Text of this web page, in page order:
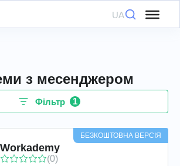
UA
з месенджером
Фільтр 1
БЕЗКОШТОВНА ВЕРСІЯ
Workademy
(0)